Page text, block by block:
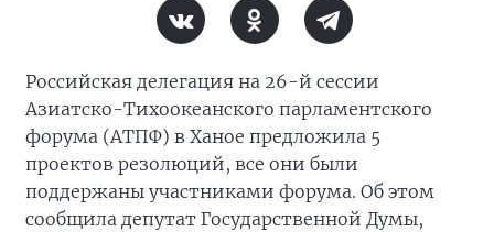
Российская делегация на 26-й сессии
Азиатско-Тихоокеанского парламентского
форума (АТПФ) в Ханое предложила 5
проектов резолюций, все они были
поддержаны участниками форума. Об этом
сообщила депутат Государственной Думы,